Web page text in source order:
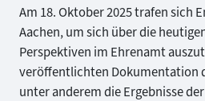
Am 18. Oktober 2025 trafen sich
Aachen, um sich über die
Perspektiven im Ehrenamt
veröffentlichten Dokumentation
unter anderem die Ergebnisse